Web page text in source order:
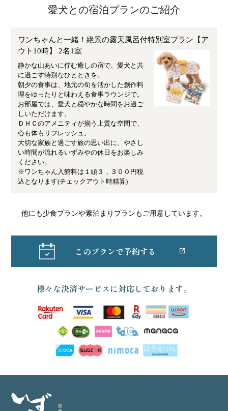
愛犬との宿泊プランのご紹介
ワンちゃんと一緒！絶景の露天風呂付特別室プラン【ア
ウト10時】 2名1室
静かな山あいに佇む癒しの宿で、愛犬と共
に過ごす特別なひとときを。
朝夕の食事は、地元の旬を活かした創作料
理をゆったりと味わえる食事ラウンジで。
お部屋では、愛犬と穏やかな時間をお過ご
しいただけます。
ＤＨＣのアメニティが揃う上質な空間で、
心も体もリフレッシュ。
大切な家族と過ごす旅の思い出に、やさし
い時間が流れるいずみやの休日をお楽しみ
ください。
※ワンちゃん入館料は１頭３，３００円税
込となります(チェックアウト時精算)
他にも少食プランや素泊まりプランもご用意しています。
このプランで予約する
様々な決済サービスに対応しております。